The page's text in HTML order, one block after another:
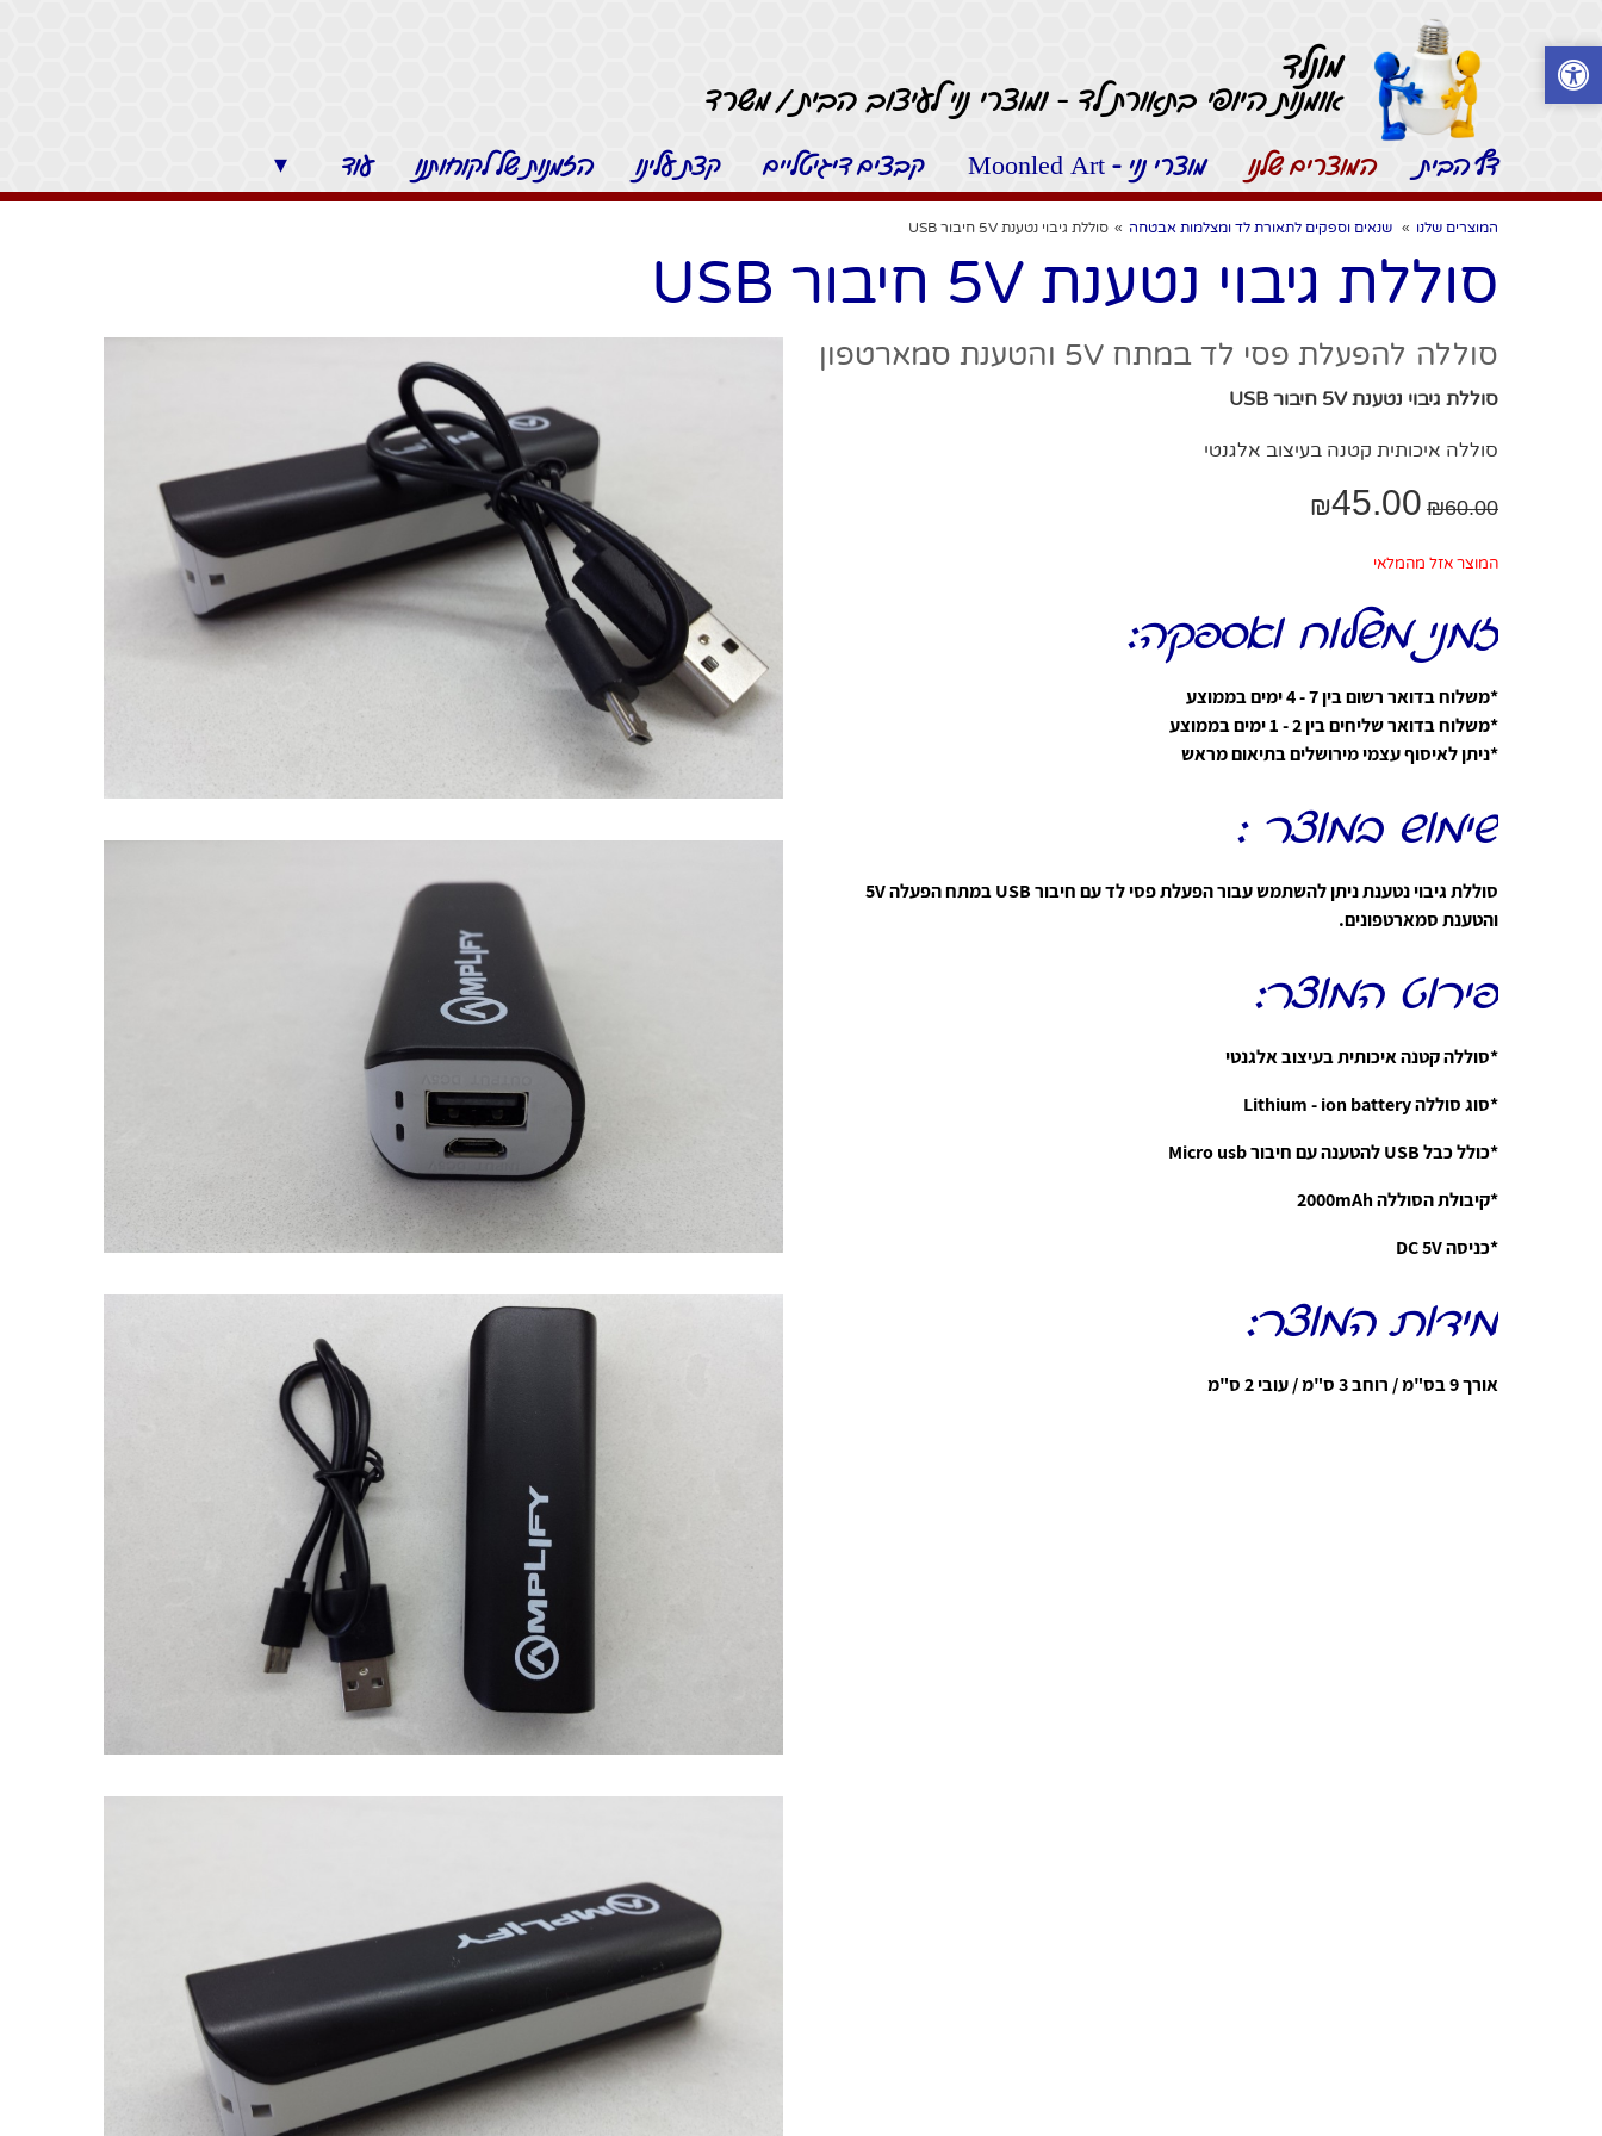
מונלד
אומנות היופי בתאורת לד - ומוצרי נוי לעיצוב הבית / משרד
דף הבית המוצרים שלנו מוצרי נוי - Moonled Art קבצים דיגיטליים קצת עלינו הזמנות של לקוחותנו עוד ▾
המוצרים שלנו » שנאים וספקים לתאורת לד ומצלמות אבטחה » סוללת גיבוי נטענת 5V חיבור USB
סוללת גיבוי נטענת 5V חיבור USB
סוללה להפעלת פסי לד במתח 5V והטענת סמארטפון
סוללת גיבוי נטענת 5V חיבור USB
סוללה איכותית קטנה בעיצוב אלגנטי
₪60.00
₪45.00
המוצר אזל מהמלאי
זמני משלוח ואספקה:
*משלוח בדואר רשום בין 7 - 4 ימים בממוצע
*משלוח בדואר שליחים בין 2 - 1 ימים בממוצע
*ניתן לאיסוף עצמי מירושלים בתיאום מראש
שימוש במוצר :
סוללת גיבוי נטענת ניתן להשתמש עבור הפעלת פסי לד עם חיבור USB במתח הפעלה 5V
והטענת סמארטפונים.
פירוט המוצר:
*סוללה קטנה איכותית בעיצוב אלגנטי
*סוג סוללה Lithium - ion battery
*כולל כבל USB להטענה עם חיבור Micro usb
*קיבולת הסוללה 2000mAh
*כניסה DC 5V
מידות המוצר:
אורך 9 בס"מ / רוחב 3 ס"מ / עובי 2 ס"מ